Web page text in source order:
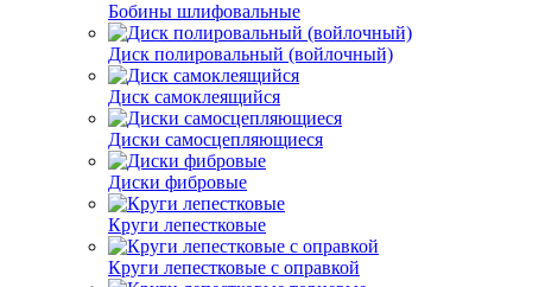
Бобины шлифовальные
Диск полировальный (войлочный)
Диск самоклеящийся
Диски самосцепляющиеся
Диски фибровые
Круги лепестковые
Круги лепестковые с оправкой